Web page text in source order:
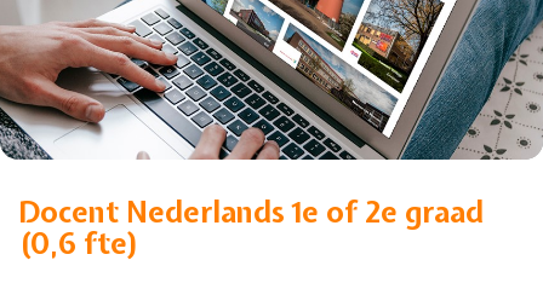
Vacature niet meer actief
Docent Nederlands 1e of 2e graad
(0,6 fte)